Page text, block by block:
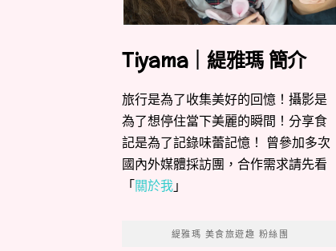
Tiyama｜緹雅瑪 簡介
旅行是為了收集美好的回憶！攝影是
為了想停住當下美麗的瞬間！分享食
記是為了記錄味蕾記憶！ 曾參加多次
國內外媒體採訪團，合作需求請先看
「關於我」
緹雅瑪 美食旅遊趣 粉絲團